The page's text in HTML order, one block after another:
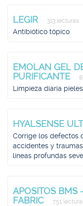
LEGIR 313 lecturas
Antibiótico tópico
EMOLAN GEL
PURIFICANTE
Limpieza diaria
HYALSENSE
Corrige los defectos
accidentes y
líneas profundas
APOSITOS BMS
FABRIC
751